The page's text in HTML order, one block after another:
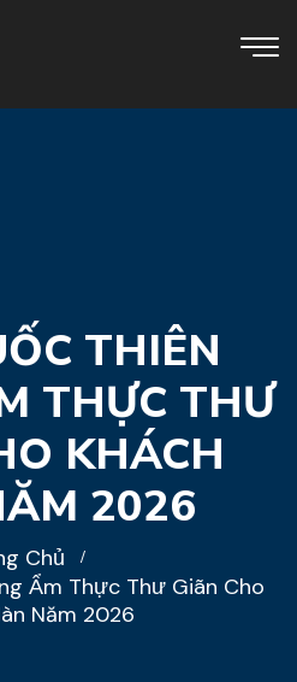
THIÊN
THỰC THƯ
KHÁCH
2026
Chủ
Ẩm Thực Thư Giãn Cho
Năm 2026